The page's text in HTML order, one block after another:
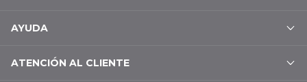
AYUDA
ATENCIÓN AL CLIENTE